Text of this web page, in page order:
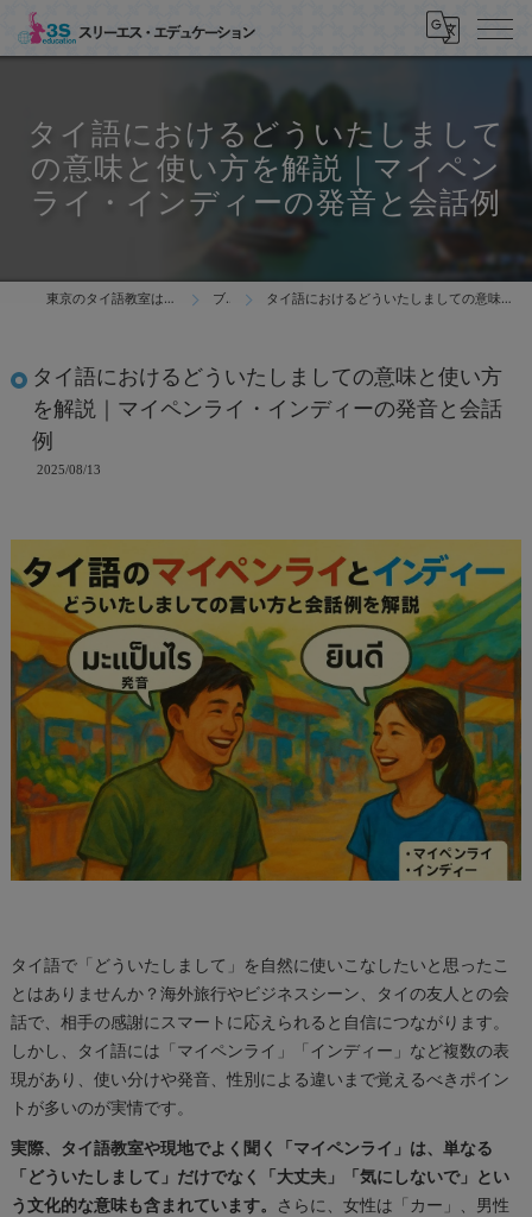
タイ語におけるどういたしまして
の意味と使い方を解説｜マイペン
ライ・インディーの発音と会話例
東京のタイ語教室はスリーエス・エデュケーション ブログ タイ語におけるどういたしましての意味と使い方を解説｜マイペンライ・インディーの発音と会話例
タイ語におけるどういたしましての意味と使い方
を解説｜マイペンライ・インディーの発音と会話
例
2025/08/13
タイ語で「どういたしまして」を自然に使いこなしたいと思ったこ
とはありませんか？海外旅行やビジネスシーン、タイの友人との会
話で、相手の感謝にスマートに応えられると自信につながります。
しかし、タイ語には「マイペンライ」「インディー」など複数の表
現があり、使い分けや発音、性別による違いまで覚えるべきポイン
トが多いのが実情です。
実際、タイ語教室や現地でよく聞く「マイペンライ」は、単なる
「どういたしまして」だけでなく「大丈夫」「気にしないで」とい
う文化的な意味も含まれています。 さらに、女性は「カー」、男性